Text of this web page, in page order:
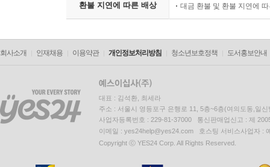
환불 지연에 따른 배상 대금 환불 및 환불 지연에
회사소개 인재채용 이용약관 개인정보처리방침 청소년보호정책 도서홍보안내
대표 : 김석환, 최세라
주소 : 서울시 영등포구 은행로 11, 5층~6층(여의도동,일신
사업자등록번호 : 229-81-37000 통신판매업신고 : 제
이메일 : yes24help@yes24.com 호스팅 서비스사업자 :
Copyright ⓒ YES24 Corp. All Rights Reserved.